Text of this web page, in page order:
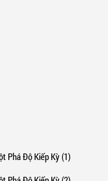
Phá Độ Kiếp Kỳ (1)